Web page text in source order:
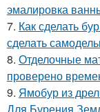
эмалировка
7. Как сделать
сделать
8. Отделочные
проверено
9. Ямобур из